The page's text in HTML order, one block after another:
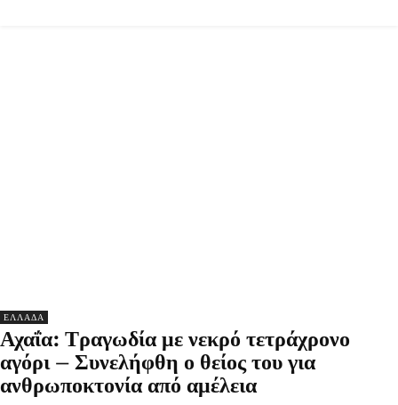
ΕΛΛΑΔΑ
Αχαΐα: Τραγωδία με νεκρό τετράχρονο
αγόρι – Συνελήφθη ο θείος του για
ανθρωποκτονία από αμέλεια